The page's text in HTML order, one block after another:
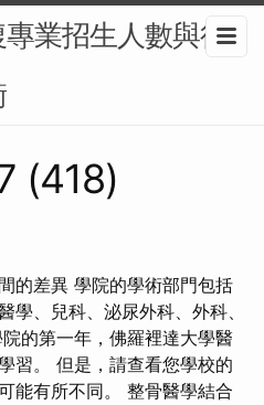
業招生人數與行
(418)
的差異 學院的學術部門包括
學、兒科、泌尿外科、外科、
的第一年，佛羅裡達大學醫
習。 但是，請查看您學校的
能有所不同。 整骨醫學結合